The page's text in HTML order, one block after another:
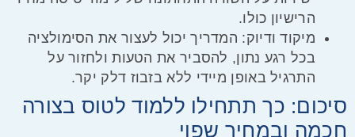
הרישיון כולו.
מיקוד ודיוק: המדריך יכול לעצור את הסימולציה
בכל רגע נתון, להסביר את הטעות ולחזור על
התרגיל באופן מיידי ללא בזבוז דלק יקר.
סיכום: כך תתחילו ללמוד לטוס בצורה
חכמה ובמחיר שפוי